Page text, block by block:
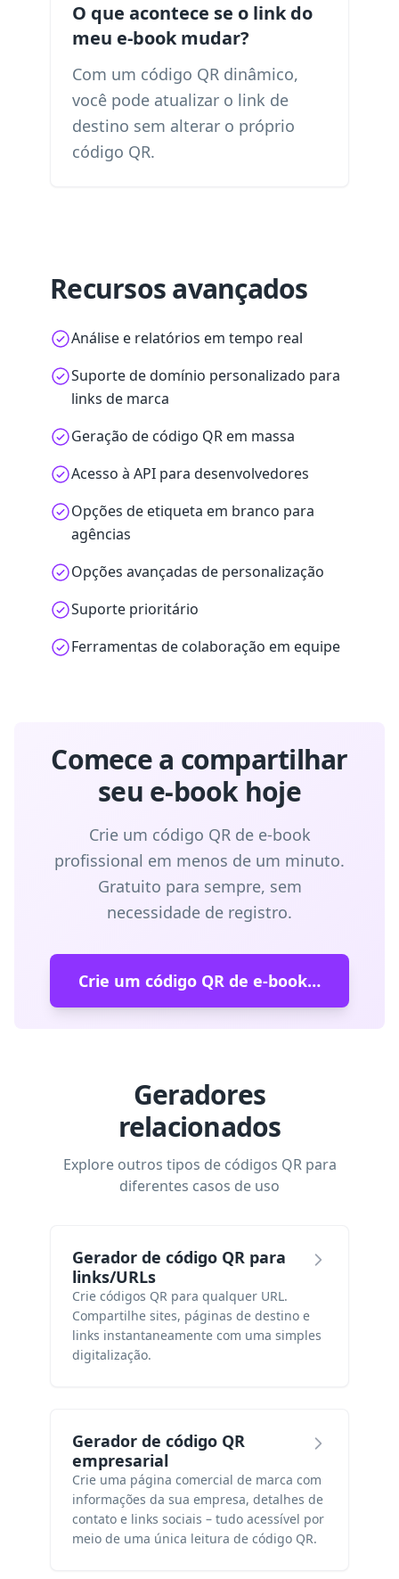
O que acontece se o link do
meu e-book mudar?
Com um código QR dinâmico,
você pode atualizar o link de
destino sem alterar o próprio
código QR.
Recursos avançados
Análise e relatórios em tempo real
Suporte de domínio personalizado para
links de marca
Geração de código QR em massa
Acesso à API para desenvolvedores
Opções de etiqueta em branco para
agências
Opções avançadas de personalização
Suporte prioritário
Ferramentas de colaboração em equipe
Comece a compartilhar
seu e-book hoje
Crie um código QR de e-book
profissional em menos de um minuto.
Gratuito para sempre, sem
necessidade de registro.
Crie um código QR de e-book gratuito
Geradores
relacionados
Explore outros tipos de códigos QR para
diferentes casos de uso
Gerador de código QR para
links/URLs
Crie códigos QR para qualquer URL.
Compartilhe sites, páginas de destino e
links instantaneamente com uma simples
digitalização.
Gerador de código QR
empresarial
Crie uma página comercial de marca com
informações da sua empresa, detalhes de
contato e links sociais – tudo acessível por
meio de uma única leitura de código QR.